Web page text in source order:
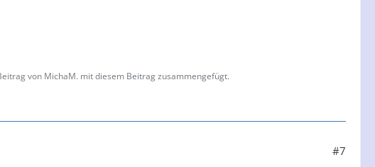
von MichaM. mit diesem Beitrag zusammengefügt.
#7